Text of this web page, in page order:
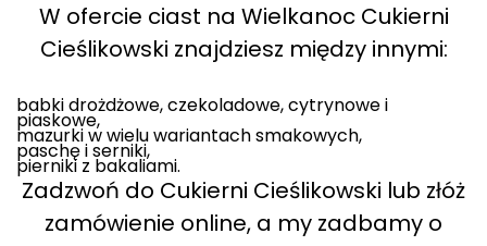
W ofercie ciast na Wielkanoc Cukierni
Cieślikowski znajdziesz między innymi:
babki drożdżowe, czekoladowe, cytrynowe i
piaskowe,
mazurki w wielu wariantach smakowych,
paschę i serniki,
pierniki z bakaliami.
Zadzwoń do Cukierni Cieślikowski lub złóż
zamówienie online, a my zadbamy o